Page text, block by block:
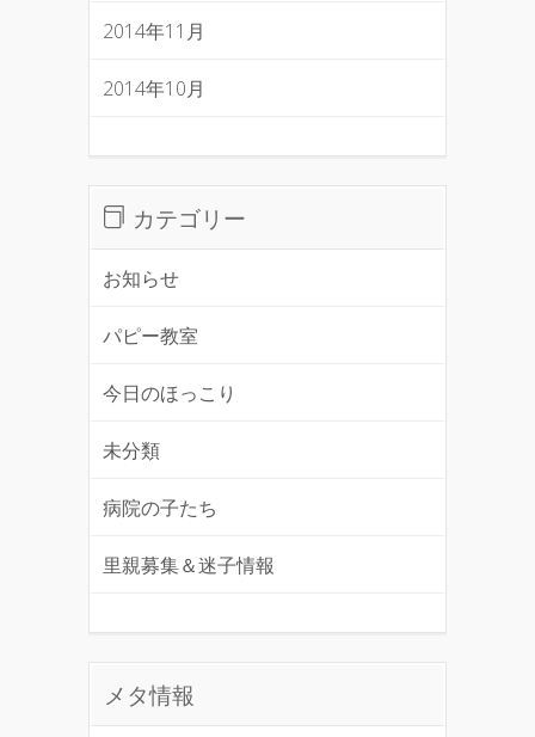
2014年11月
2014年10月
カテゴリー
お知らせ
パピー教室
今日のほっこり
未分類
病院の子たち
里親募集＆迷子情報
メタ情報